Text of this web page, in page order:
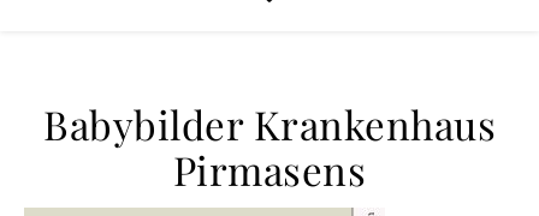
Babybilder Krankenhaus
Pirmasens